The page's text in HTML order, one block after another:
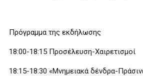
Πρόγραμμα της εκδήλωσης
18:00-18:15 Προσέλευση-Χαιρετισμοί
18:15-18:30 «Μνημειακά δένδρα-